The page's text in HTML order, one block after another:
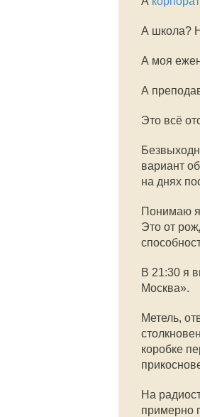
А школа?
А моя
А
Это всё
вариант
на днях
Понимаю я
Это от
В 21:30 я
Москва».
Метель,
коробке
На
примерно